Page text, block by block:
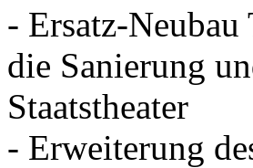
- Ersatz-
die Sanierung
Staatstheater
- Erweiterung